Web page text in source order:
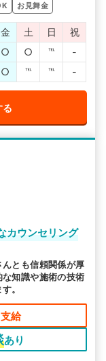
お見舞金
金 土 日
祝
○ ○ ℡
-
○ ℡ ℡ -
る
カウンセリング
とも信頼関係が厚
知識や施術の技術
。
給
あり